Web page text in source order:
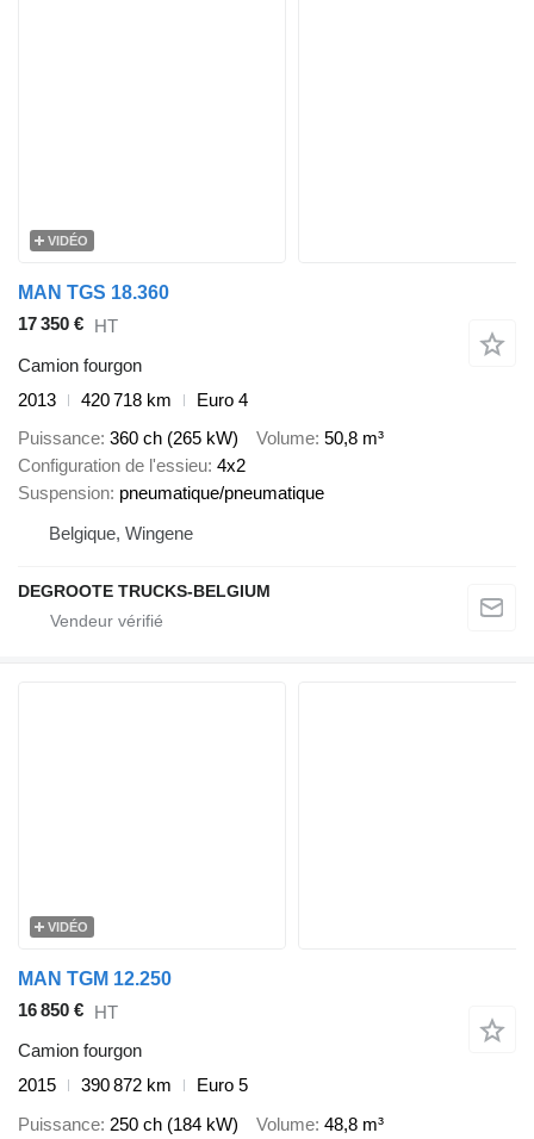
VIDÉO
MAN TGS 18.360
17 350 € HT
Camion fourgon
2013
420 718 km
Euro 4
Puissance 360 ch (265 kW) Volume 50,8 m³
Configuration de l'essieu 4x2
Suspension pneumatique/pneumatique
Belgique, Wingene
DEGROOTE TRUCKS-BELGIUM
VIDÉO
MAN TGM 12.250
16 850 € HT
Camion fourgon
2015
390 872 km
Euro 5
Puissance 250 ch (184 kW) Volume 48,8 m³